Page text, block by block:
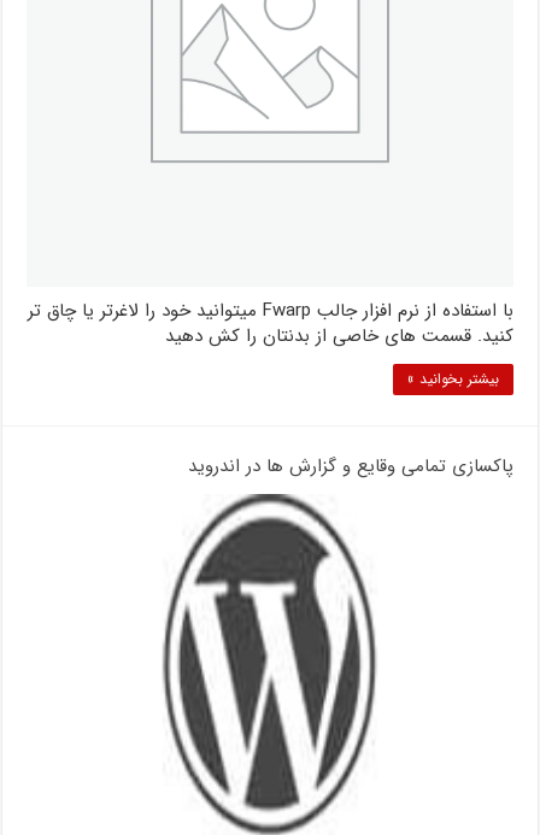
با استفاده از نرم افزار جالب Fwarp میتوانید خود را لاغرتر یا چاق تر
کنید. قسمت های خاصی از بدنتان را کش دهید
بیشتر بخوانید »
پاکسازی تمامی وقایع و گزارش ها در اندروید